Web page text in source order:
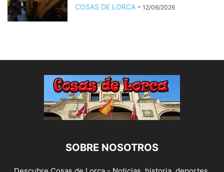
COSAS DE LORCA - 12/06/2026
SOBRE NOSOTROS